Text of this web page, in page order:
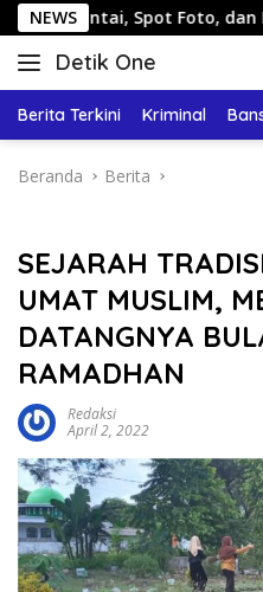
Langsung
ke
konten
NEWS
Spot Foto, dan
Detik One
Tajam
Fakta
Berita Terkini Kriminal
Beranda Berita
SEJARAH
UMAT MUSLIM,
DATANGNYA
RAMADHAN
Redaksi
April 2, 2022